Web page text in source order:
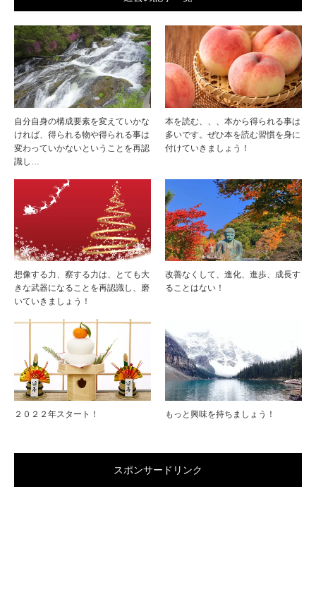
自分自身の構成要素を変えていかな
ければ、得られる物や得られる事は
変わっていかないということを再認
識し…
本を読む、、、本から得られる事は
多いです。ぜひ本を読む習慣を身に
付けていきましょう！
想像する力、察する力は、とても大
きな武器になることを再認識し、磨
いていきましょう！
改善なくして、進化、進歩、成長す
ることはない！
２０２２年スタート！ もっと興味を持ちましょう！
スポンサードリンク